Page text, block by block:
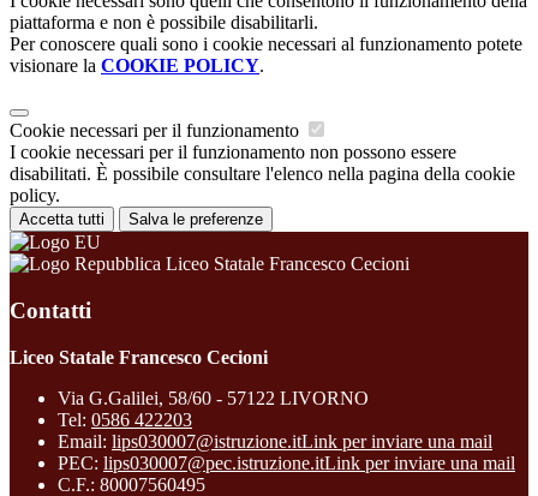
piattaforma e non è possibile disabilitarli.
Per conoscere quali sono i cookie necessari al funzionamento potete
visionare la COOKIE POLICY.
Cookie necessari per il funzionamento
I cookie necessari per il funzionamento non possono essere
disabilitati. È possibile consultare l'elenco nella pagina della cookie
policy.
Accetta tutti Salva le preferenze
Liceo Statale Francesco Cecioni
Contatti
Liceo Statale Francesco Cecioni
Via G.Galilei, 58/60 - 57122 LIVORNO
Tel: 0586 422203
Email: lips030007@istruzione.itLink per inviare una mail
PEC: lips030007@pec.istruzione.itLink per inviare una mail
C.F.: 80007560495